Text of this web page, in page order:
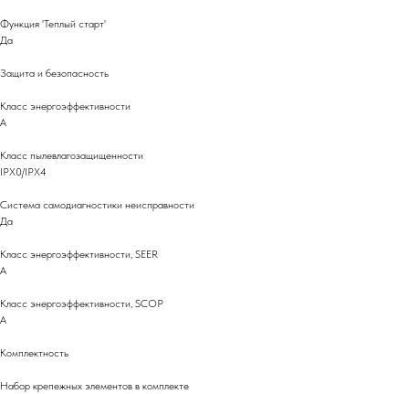
Функция 'Теплый старт'
Да
Защита и безопасность
Класс энергоэффективности
A
Класс пылевлагозащищенности
IPX0/IPX4
Система самодиагностики неисправности
Да
Класс энергоэффективности, SEER
A
Класс энергоэффективности, SCOP
A
Комплектность
Набор крепежных элементов в комплекте